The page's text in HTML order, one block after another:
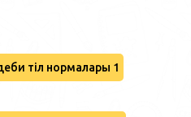
тіл нормалары 1